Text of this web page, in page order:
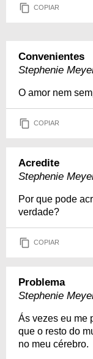
COPIAR
Convenientes
Stephenie
O amor nem
COPIAR
Acredite
Stephenie
Por que pode
verdade?
COPIAR
Problema
Stephenie
Ás vezes eu me
que o resto do
no meu cérebro.